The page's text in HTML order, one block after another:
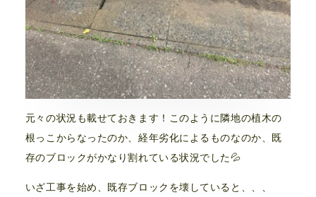
元々の状況も載せておきます！このように隣地の植木の
根っこからなったのか、経年劣化によるものなのか、既
存のブロックがかなり割れている状況でした💦
いざ工事を始め、既存ブロックを壊していると、、、